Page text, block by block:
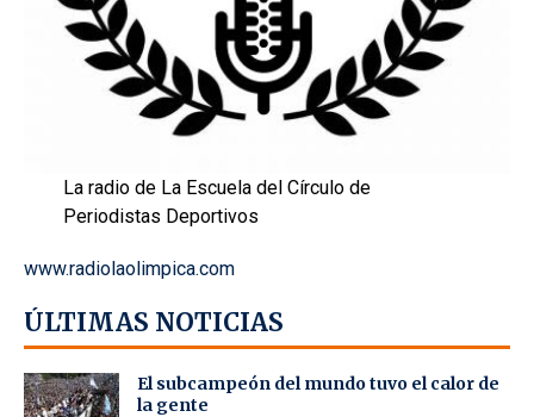
La radio de La Escuela del Círculo de
Periodistas Deportivos
www.radiolaolimpica.com
ÚLTIMAS NOTICIAS
El subcampeón del mundo tuvo el calor de
la gente